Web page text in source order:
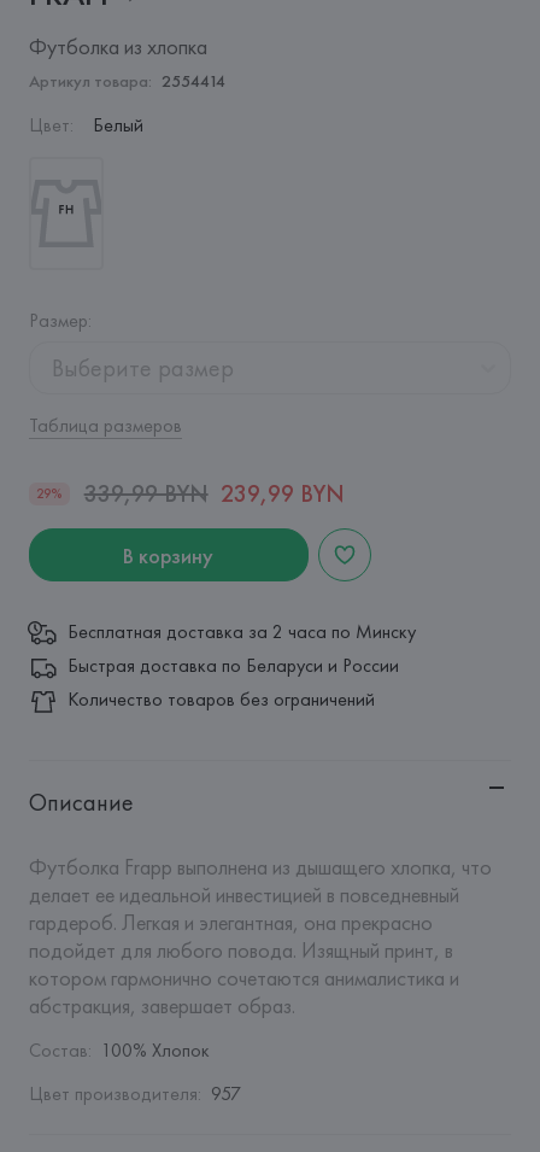
Футболка из хлопка
Артикул товара: 2554414
Цвет: Белый
Размер:
Выберите размер
Таблица размеров
29% 339,99 BYN 239,99 BYN
В корзину
Бесплатная доставка за 2 часа по Минску
Быстрая доставка по Беларуси и России
Количество товаров без ограничений
Описание
Футболка Frapp выполнена из дышащего хлопка, что
делает ее идеальной инвестицией в повседневный
гардероб. Легкая и элегантная, она прекрасно
подойдет для любого повода. Изящный принт, в
котором гармонично сочетаются анималистика и
абстракция, завершает образ.
Состав: 100% Хлопок
Цвет производителя: 957